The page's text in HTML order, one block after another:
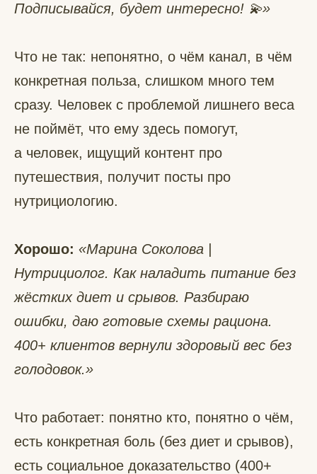
Подписывайся, будет интересно! 💫»
Что не так: непонятно, о чём канал, в чём
конкретная польза, слишком много тем
сразу. Человек с проблемой лишнего веса
не поймёт, что ему здесь помогут,
а человек, ищущий контент про
путешествия, получит посты про
нутрициологию.
Хорошо: «Марина Соколова |
Нутрициолог. Как наладить питание без
жёстких диет и срывов. Разбираю
ошибки, даю готовые схемы рациона.
400+ клиентов вернули здоровый вес без
голодовок.»
Что работает: понятно кто, понятно о чём,
есть конкретная боль (без диет и срывов),
есть социальное доказательство (400+